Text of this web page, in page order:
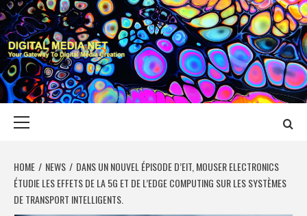
Skip
to
content
DIGITAL MEDIA
YOUR GATEWAY TO DIGITAL MEDIA CREATION
HOME NEWS
DANS UN NOUVEL ÉPISODE D’EIT, MOUSER ELECTRONICS
ÉTUDIE LES EFFETS DE LA 5G ET DE L’EDGE COMPUTING SUR LES SYSTÈMES
DE TRANSPORT INTELLIGENTS.